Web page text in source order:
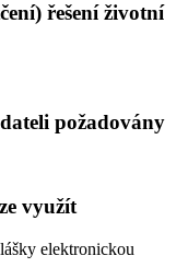
řešení životní
požadovány
využít
elektronickou